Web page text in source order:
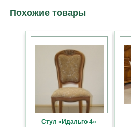
Похожие товары
Стул «Идальго 4»